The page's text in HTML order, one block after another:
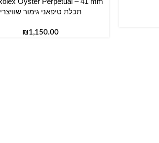
תכלת טיפאני גימור שוויצרי
₪